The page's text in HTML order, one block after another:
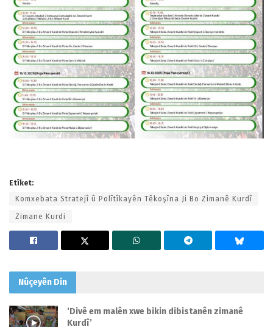
Etîket:
Komxebata Stratejî û Polîtîkayên Têkoşîna Ji Bo Zimanê Kurdî
Zimane Kurdi
Nûçeyên Din
‘Divê em malên xwe bikin dibistanên zimanê
Kurdî’